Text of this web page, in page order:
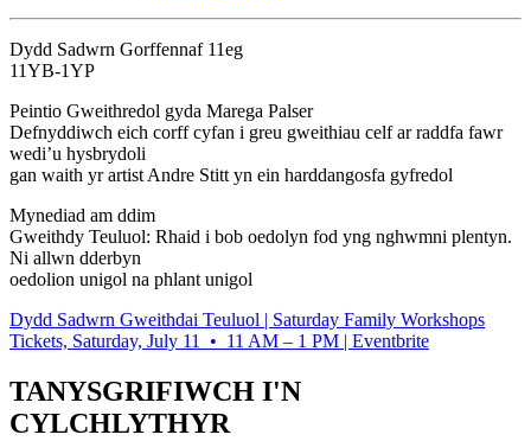
Dydd Sadwrn Gorffennaf 11eg
11YB-1YP
Peintio Gweithredol gyda Marega Palser
Defnyddiwch eich corff cyfan i greu gweithiau celf ar raddfa fawr
wedi’u hysbrydoli
gan waith yr artist Andre Stitt yn ein harddangosfa gyfredol
Mynediad am ddim
Gweithdy Teuluol: Rhaid i bob oedolyn fod yng nghwmni plentyn.
Ni allwn dderbyn
oedolion unigol na phlant unigol
Dydd Sadwrn Gweithdai Teuluol | Saturday Family Workshops
Tickets, Saturday, July 11 • 11 AM – 1 PM | Eventbrite
TANYSGRIFIWCH I'N
CYLCHLYTHYR